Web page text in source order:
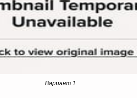
Вариант 1